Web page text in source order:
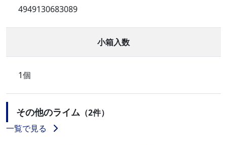
4949130683089
小箱入数
1個
その他のライム （2件）
一覧で見る